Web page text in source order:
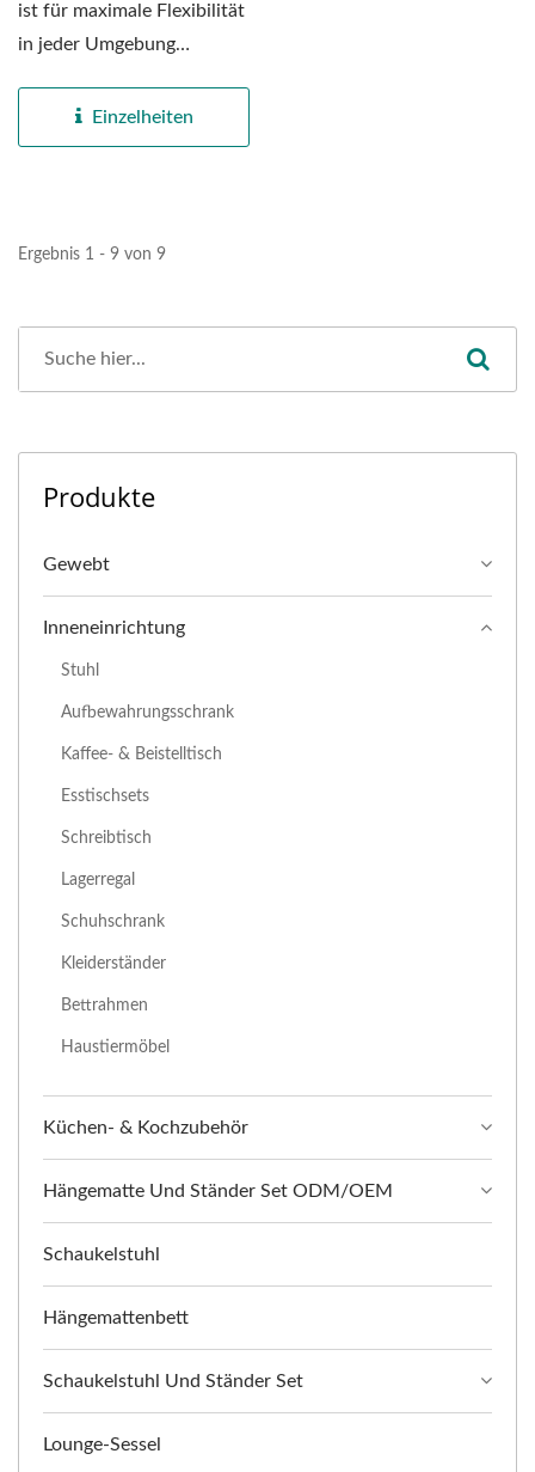
ist für maximale Flexibilität
in jeder Umgebung
Einzelheiten
Ergebnis 1 - 9 von 9
Produkte
Gewebt
Inneneinrichtung
Stuhl
Aufbewahrungsschrank
Kaffee- & Beistelltisch
Esstischsets
Schreibtisch
Lagerregal
Schuhschrank
Kleiderständer
Bettrahmen
Haustiermöbel
Küchen- & Kochzubehör
Hängematte Und Ständer Set ODM/OEM
Schaukelstuhl
Hängemattenbett
Schaukelstuhl Und Ständer Set
Lounge-Sessel